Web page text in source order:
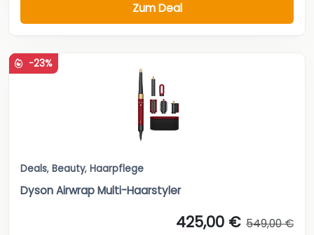
Zum Deal
-23%
Deals, Beauty, Haarpflege
Dyson Airwrap Multi-Haarstyler
425,00 € 549,00 €